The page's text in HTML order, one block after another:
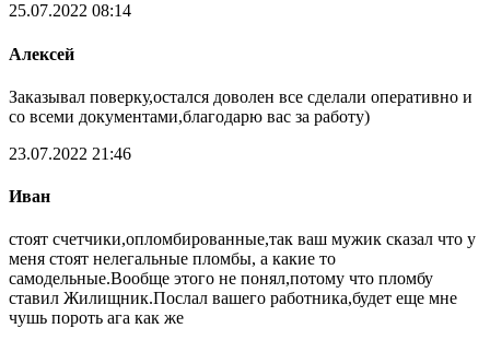
25.07.2022 08:14
Алексей
Заказывал поверку,остался доволен все сделали оперативно и
со всеми документами,благодарю вас за работу)
23.07.2022 21:46
Иван
стоят счетчики,опломбированные,так ваш мужик сказал что у
меня стоят нелегальные пломбы, а какие то
самодельные.Вообще этого не понял,потому что пломбу
ставил Жилищник.Послал вашего работника,будет еще мне
чушь пороть ага как же